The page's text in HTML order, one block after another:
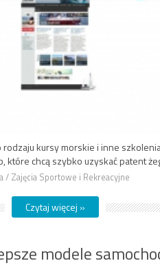
kursy morskie i inne
chcą szybko uzyskać patent
/ Zajęcia Sportowe i Rekreacyjne
Czytaj więcej »
modele